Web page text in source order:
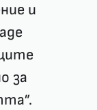
и
за